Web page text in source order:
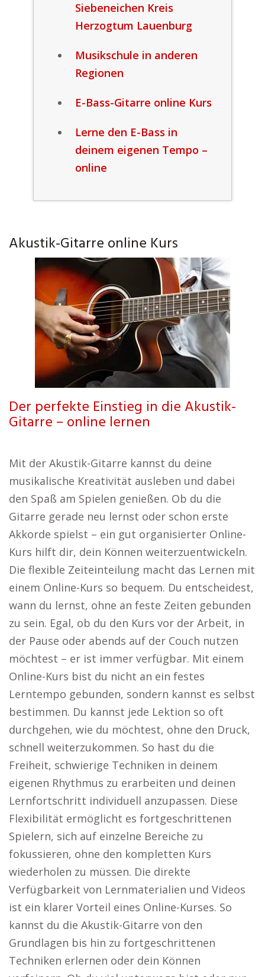
Siebeneichen Kreis
Herzogtum Lauenburg
Musikschule in anderen
Regionen
E-Bass-Gitarre online Kurs
Lerne den E-Bass in
deinem eigenen Tempo –
online
Akustik-Gitarre online Kurs
Der perfekte Einstieg in die Akustik-
Gitarre – online lernen
Mit der Akustik-Gitarre kannst du deine
musikalische Kreativität ausleben und dabei
den Spaß am Spielen genießen. Ob du die
Gitarre gerade neu lernst oder schon erste
Akkorde spielst – ein gut organisierter Online-
Kurs hilft dir, dein Können weiterzuentwickeln.
Die flexible Zeiteinteilung macht das Lernen mit
einem Online-Kurs so bequem. Du entscheidest,
wann du lernst, ohne an feste Zeiten gebunden
zu sein. Egal, ob du den Kurs vor der Arbeit, in
der Pause oder abends auf der Couch nutzen
möchtest – er ist immer verfügbar. Mit einem
Online-Kurs bist du nicht an ein festes
Lerntempo gebunden, sondern kannst es selbst
bestimmen. Du kannst jede Lektion so oft
durchgehen, wie du möchtest, ohne den Druck,
schnell weiterzukommen. So hast du die
Freiheit, schwierige Techniken in deinem
eigenen Rhythmus zu erarbeiten und deinen
Lernfortschritt individuell anzupassen. Diese
Flexibilität ermöglicht es fortgeschrittenen
Spielern, sich auf einzelne Bereiche zu
fokussieren, ohne den kompletten Kurs
wiederholen zu müssen. Die direkte
Verfügbarkeit von Lernmaterialien und Videos
ist ein klarer Vorteil eines Online-Kurses. So
kannst du die Akustik-Gitarre von den
Grundlagen bis hin zu fortgeschrittenen
Techniken erlernen oder dein Können